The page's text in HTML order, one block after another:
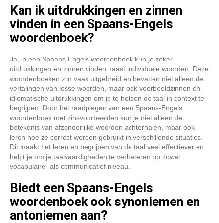
Kan ik uitdrukkingen en zinnen
vinden in een Spaans-Engels
woordenboek?
Ja, in een Spaans-Engels woordenboek kun je zeker
uitdrukkingen en zinnen vinden naast individuele woorden. Deze
woordenboeken zijn vaak uitgebreid en bevatten niet alleen de
vertalingen van losse woorden, maar ook voorbeeldzinnen en
idiomatische uitdrukkingen om je te helpen de taal in context te
begrijpen. Door het raadplegen van een Spaans-Engels
woordenboek met zinsvoorbeelden kun je niet alleen de
betekenis van afzonderlijke woorden achterhalen, maar ook
leren hoe ze correct worden gebruikt in verschillende situaties.
Dit maakt het leren en begrijpen van de taal veel effectiever en
helpt je om je taalvaardigheden te verbeteren op zowel
vocabulaire- als communicatief niveau.
Biedt een Spaans-Engels
woordenboek ook synoniemen en
antoniemen aan?